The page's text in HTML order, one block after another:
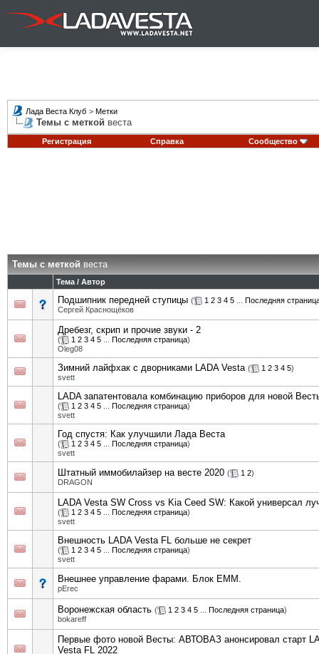
Лада Веста Клуб > Метки
Темы с меткой веста
Регистрация Справка Сообщество
Темы с меткойвеста
Тема / Автор
Подшипник передней ступицы ( 1 2 3 4 5
Последняя
Сергей Краснощёков
Дребезг, скрип и прочие звуки - 2
( 1 2 3 4 5 Последняя страница)
Oleg08
Зимний лайфхак с дворниками LADA Vesta ( 1 2 3 4 5)
svett
LADA запатентовала комбинацию приборов для новой
( 1 2 3 4 5 Последняя страница)
svett
Год спустя: Как улучшили Лада Веста
( 1 2 3 4 5 Последняя страница)
svett
Штатный иммобилайзер на весте 2020 ( 1 2)
DRAGON
LADA Vesta SW Cross vs Kia Ceed SW: Какой универсал
( 1 2 3 4 5 Последняя страница)
svett
Внешность LADA Vesta FL больше не секрет
( 1 2 3 4 5 Последняя страница)
svett
Внешнее управление фарами. Блок EMM.
pErec
Воронежская область ( 1 2 3 4 5 Последняя страница)
bokareff
Первые фото новой Весты: АВТОВАЗ анонсировал старт
Vesta FL 2022